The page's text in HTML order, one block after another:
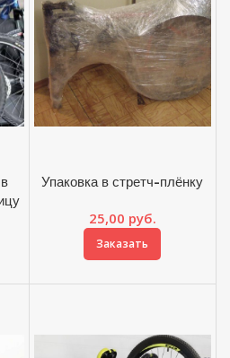
Упаковка в стретч-плёнку
25,00 руб.
Заказать